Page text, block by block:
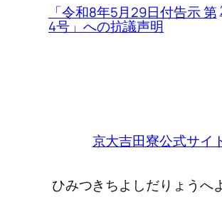
「令和8年5月29日付告示 第
4号」への抗議声明
京大吉田寮公式サイ
ひみつきちよしだりょうへ